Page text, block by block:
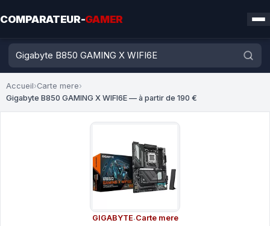
COMPARATEUR-GAMER
Accueil›Carte mere›
Gigabyte B850 GAMING X WIFI6E — à partir de 190 €
GIGABYTE·Carte mere